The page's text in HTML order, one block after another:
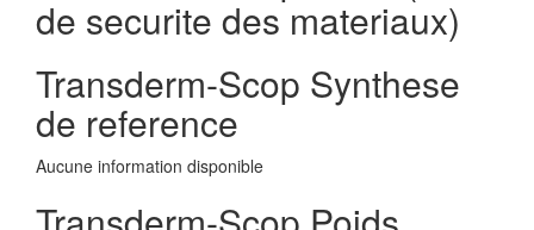
de securite des materiaux)
Transderm-Scop Synthese
de reference
Aucune information disponible